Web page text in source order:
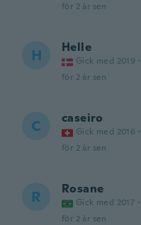
för 2 år sen
H Helle
Gick med 2019 ·
för 2 år sen
C caseiro
Gick med 2016 ·
för 2 år sen
R Rosane
Gick med 2017 ·
för 2 år sen